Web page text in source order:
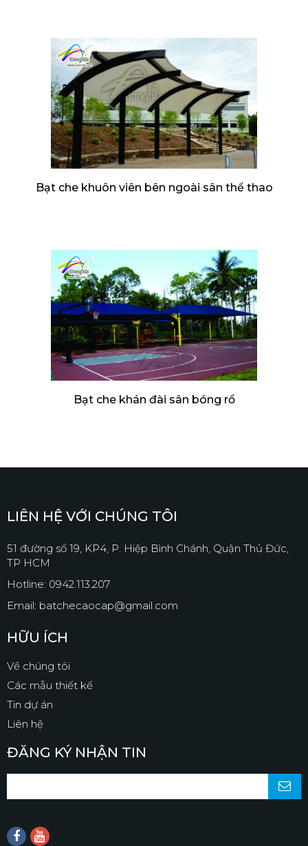
Bạt che khuôn viên bên ngoài sân thể thao
Bạt che khán đài sân bóng rổ
LIÊN HỆ VỚI CHÚNG TÔI
51 đường số 19, KP4, P. Hiệp Bình Chánh, Quận Thủ Đức,
TP HCM
Hotline: 0942.113.207
Email: batchecaocap@gmail.com
HỮU ÍCH
Về chúng tôi
Các mẫu thiết kế
Tin dự án
Liên hệ
ĐĂNG KÝ NHẬN TIN